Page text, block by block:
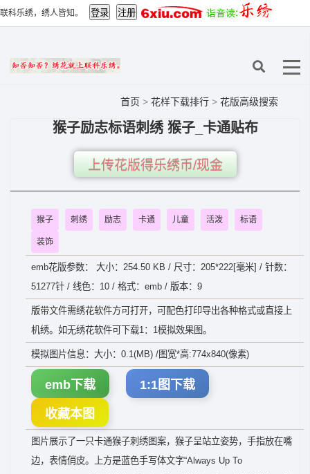
联科乐绣，绣人皆知。
首页 > 花样下载排行 > 花版高级搜索
猴子励志标语刺绣 猴子_卡通贴布
上传花版得乐绣币/现金
猴子 刺绣 励志 卡通 儿童 活泼 标语
装饰
emb花版参数： 大小：254.50 KB / 尺寸：205*222[毫米] / 针数：
51277针 / 线色：10 / 格式：emb / 版本：9
版带文件需绣花软件方可打开，可配色打印导出各种格式或直接上
机绣。如无绣花软件可下载1：1模拟效果图。
模拟图片信息：大小：0.1(MB) /图宽*高:774x840(像素)
emb下载 1:1图下载
收藏本图
图片展示了一只卡通猴子刺绣图案，猴子呈站立姿势，手指放在嘴
边，表情俏皮。上方是蓝色手写体文字“Always Up To